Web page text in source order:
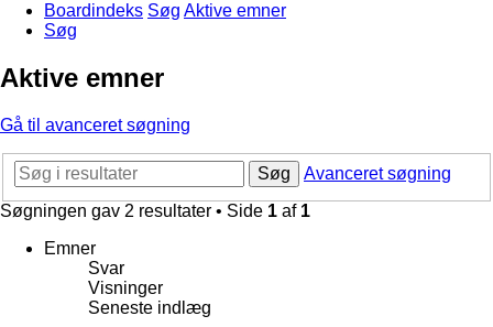
Boardindeks Søg Aktive emner
Søg
Aktive emner
Gå til avanceret søgning
Søg
Avanceret søgning
Søgningen gav 2 resultater • Side 1 af 1
Emner
Svar
Visninger
Seneste indlæg